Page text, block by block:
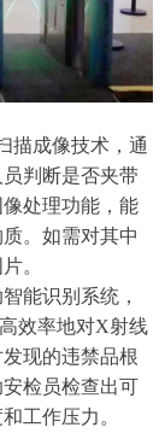
成像技术，通
判断是否夹带
处理功能，能
。如需对其中
。
能识别系统，
效率地对X射线
现的违禁品根
检员检查出可
工作压力。